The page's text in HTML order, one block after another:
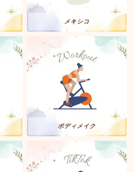
メキシコ
ボディメイク